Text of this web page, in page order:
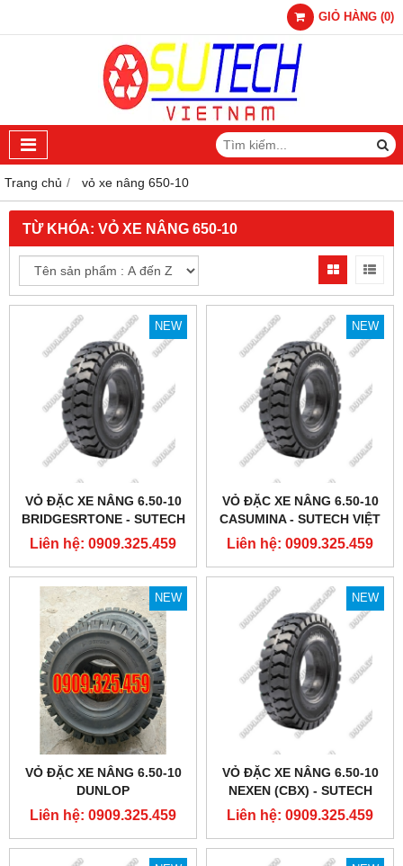
GIỎ HÀNG (0)
Trang chủ vỏ xe nâng 650-10
TỪ KHÓA: VỎ XE NÂNG 650-10
NEW
VỎ ĐẶC XE NÂNG 6.50-10
BRIDGESRTONE - SUTECH
VIỆT NAM
Liên hệ: 0909.325.459
NEW
VỎ ĐẶC XE NÂNG 6.50-10
CASUMINA - SUTECH VIỆT
NAM
Liên hệ: 0909.325.459
NEW
VỎ ĐẶC XE NÂNG 6.50-10
DUNLOP
Liên hệ: 0909.325.459
NEW
VỎ ĐẶC XE NÂNG 6.50-10
NEXEN (CBX) - SUTECH
VIỆT NAM
Liên hệ: 0909.325.459